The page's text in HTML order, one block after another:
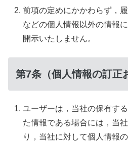
前項の定めにかかわらず，
などの個人情報以外の情報
開示いたしません。
第7条（個人情報の訂正
ユーザーは，当社の保有す
た情報である場合には，当
り，当社に対して個人情報